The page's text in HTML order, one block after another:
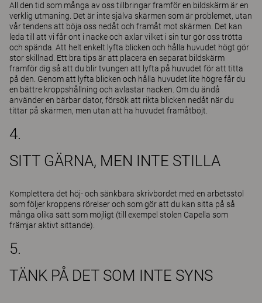
All den tid som många av oss tillbringar framför en bildskärm är en
verklig utmaning. Det är inte själva skärmen som är problemet, utan
vår tendens att böja oss nedåt och framåt mot skärmen. Det kan
leda till att vi får ont i nacke och axlar vilket i sin tur gör oss trötta
och spända. Att helt enkelt lyfta blicken och hålla huvudet högt gör
stor skillnad. Ett bra tips är att placera en separat bildskärm
framför dig så att du blir tvungen att lyfta på huvudet för att titta
på den. Genom att lyfta blicken och hålla huvudet lite högre får du
en bättre kroppshållning och avlastar nacken. Om du ändå
använder en bärbar dator, försök att rikta blicken nedåt när du
tittar på skärmen, men utan att ha huvudet framåtböjt.
4.
SITT GÄRNA, MEN INTE STILLA
Komplettera det höj- och sänkbara skrivbordet med en arbetsstol
som följer kroppens rörelseroch som gör att du kan sitta på så
många olika sätt som möjligt (till exempel stolen Capella som
främjar aktivt sittande).
5.
TÄNK PÅ DET SOM INTE SYNS